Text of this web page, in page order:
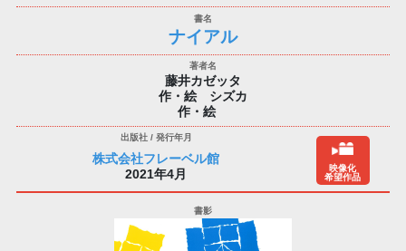
ナイアル
藤井カゼッタ
作・絵 シズカ
作・絵
株式会社フレーベル館
2021年4月
映像化
希望作品